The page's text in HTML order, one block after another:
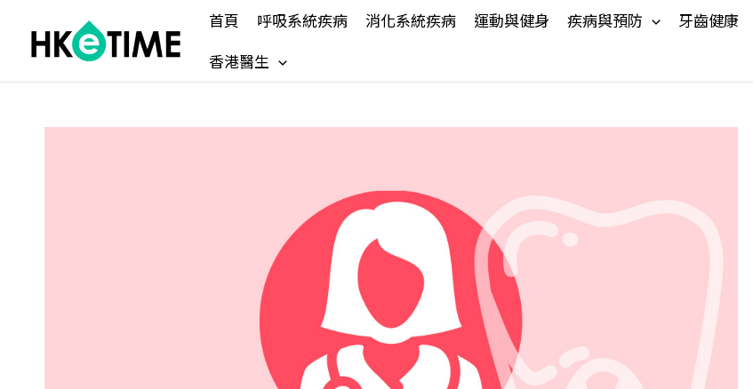
content
首頁 呼吸系統疾病 消化系統疾病 運動與健身 疾病與預防 牙齒健康
香港醫生